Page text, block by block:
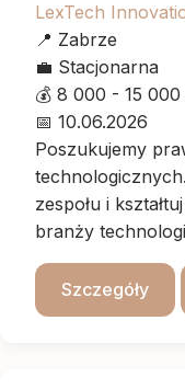
LexTech
📍 Zabrze
💼 Stacjonarna
💰 8 000 - 15 000
📅 10.06.2026
Poszukujemy
zespołu i
branży
Szczegóły